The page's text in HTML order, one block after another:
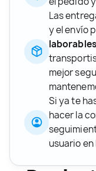
Las
y el envío
laborables
mejor
Si ya te
hacer la
usuario en